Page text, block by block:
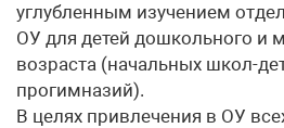
углубленным изучением
ОУ для детей дошкольного и
возраста (начальных школ-
прогимназий).
В целях привлечения в ОУ